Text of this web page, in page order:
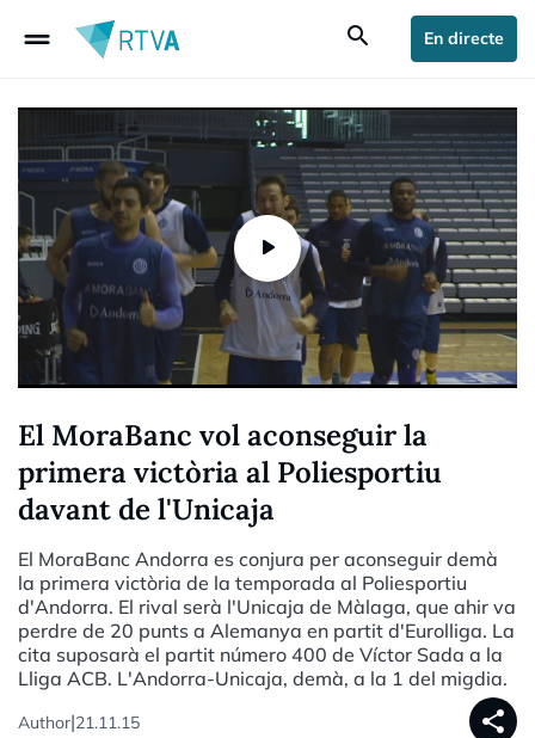
drag_handle search En directe
El MoraBanc vol aconseguir la
primera victòria al Poliesportiu
davant de l'Unicaja
El MoraBanc Andorra es conjura per aconseguir demà
la primera victòria de la temporada al Poliesportiu
d'Andorra. El rival serà l'Unicaja de Màlaga, que ahir va
perdre de 20 punts a Alemanya en partit d'Eurolliga. La
cita suposarà el partit número 400 de Víctor Sada a la
Lliga ACB. L'Andorra-Unicaja, demà, a la 1 del migdia.
Author|21.11.15 share